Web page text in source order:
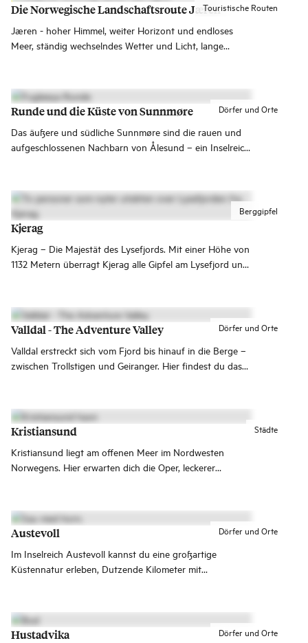
Touristische Routen
Die Norwegische Landschaftsroute Jæren
Jæren - hoher Himmel, weiter Horizont und endloses
Meer, ständig wechselndes Wetter und Licht, lange
Dörfer und Orte
Runde und die Küste von Sunnmøre
Das äußere und südliche Sunnmøre sind die rauen und
aufgeschlossenen Nachbarn von Ålesund – ein Inselreich
Berggipfel
Kjerag
Kjerag – Die Majestät des Lysefjords. Mit einer Höhe von
1132 Metern überragt Kjerag alle Gipfel am Lysefjord und
Dörfer und Orte
Valldal - The Adventure Valley
Valldal erstreckt sich vom Fjord bis hinauf in die Berge –
zwischen Trollstigen und Geiranger. Hier findest du das
Städte
Kristiansund
Kristiansund liegt am offenen Meer im Nordwesten
Norwegens. Hier erwarten dich die Oper, leckerer
Atlantikstadt bezeichnet, da sie der schönsten Straße der
Welt - der Atlantikstraße - am nächsten liegt.
Dörfer und Orte
Austevoll
Im Inselreich Austevoll kannst du eine großartige
Küstennatur erleben, Dutzende Kilometer mit
Dörfer und Orte
Hustadvika